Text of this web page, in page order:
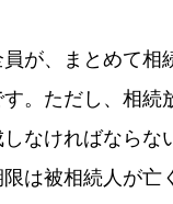
が、まとめて相
。ただし、相続
なければならな
は被相続人が亡